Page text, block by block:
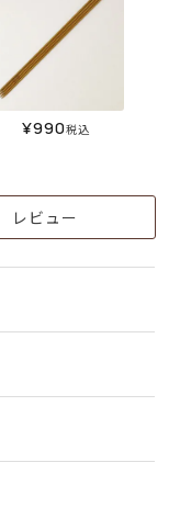
¥990税込
レビュー